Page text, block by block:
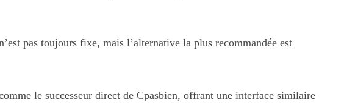
pas toujours fixe, mais l’alternative la plus recommandée est
le successeur direct de Cpasbien, offrant une interface similaire